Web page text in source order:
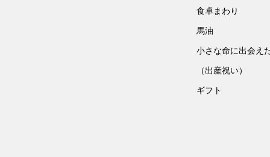
食卓まわり
馬油
小さな命に出会え
（出産祝い）
ギフト